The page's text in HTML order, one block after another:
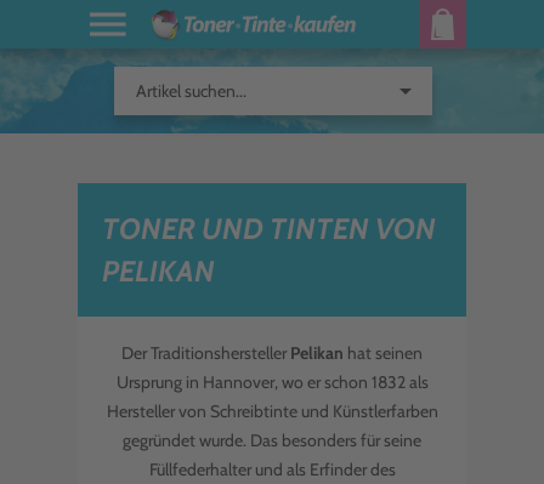
Artikel suchen... arrow_drop_down
TONER UND TINTEN VON
PELIKAN
Der Traditionshersteller Pelikan hat seinen
Ursprung in Hannover, wo er schon 1832 als
Hersteller von Schreibtinte und Künstlerfarben
gegründet wurde. Das besonders für seine
Füllfederhalter und als Erfinder des